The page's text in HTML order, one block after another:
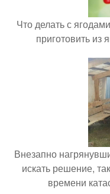
Что делать с
приготовить из
Внезапно
искать решение,
времени